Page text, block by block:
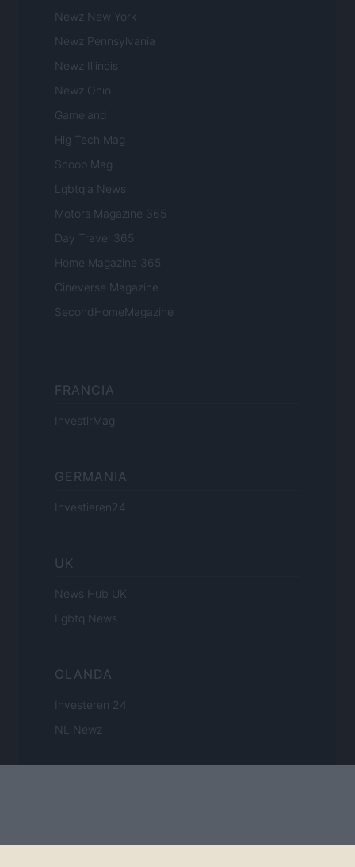
Newz New York
Newz Pennsylvania
Newz Illinois
Newz Ohio
Gameland
Hig Tech Mag
Scoop Mag
Lgbtqia News
Motors Magazine 365
Day Travel 365
Home Magazine 365
Cineverse Magazine
SecondHomeMagazine
FRANCIA
InvestirMag
GERMANIA
Investieren24
UK
News Hub UK
Lgbtq News
OLANDA
Investeren 24
NL Newz